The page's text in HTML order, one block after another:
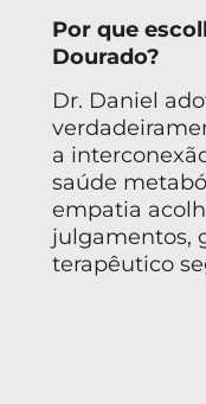
Por que
Dourado?
Dr. Daniel
a
saúde
empatia
julgamentos,
terapêutico